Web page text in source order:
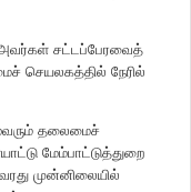
அவர்கள் சட்டப்பேரவைத்
செயலகத்தில் நேரில்
தலைமைச்
மேம்பாட்டுத்துறை
முன்னிலையில்